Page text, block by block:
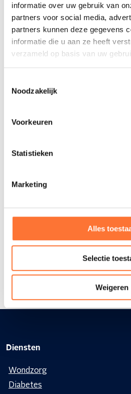
informatie over uw gebruik van
partners voor social media,
partners kunnen deze gegevens
informatie die u aan ze heeft
verzameld op basis van uw
Noodzakelijk
Voorkeuren
Statistieken
Marketing
Alles
Selectie
Weigeren
OVER
SOLLICITEER
Sabine
+32 (0)3
Diensten
Wondzorg
Diabetes